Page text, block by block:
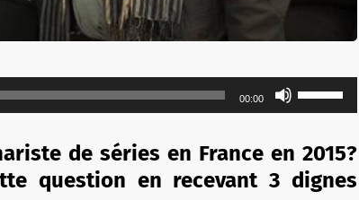
00:00
les
haut/bas
pour
de séries en France en 2015?
question en recevant 3 dignes